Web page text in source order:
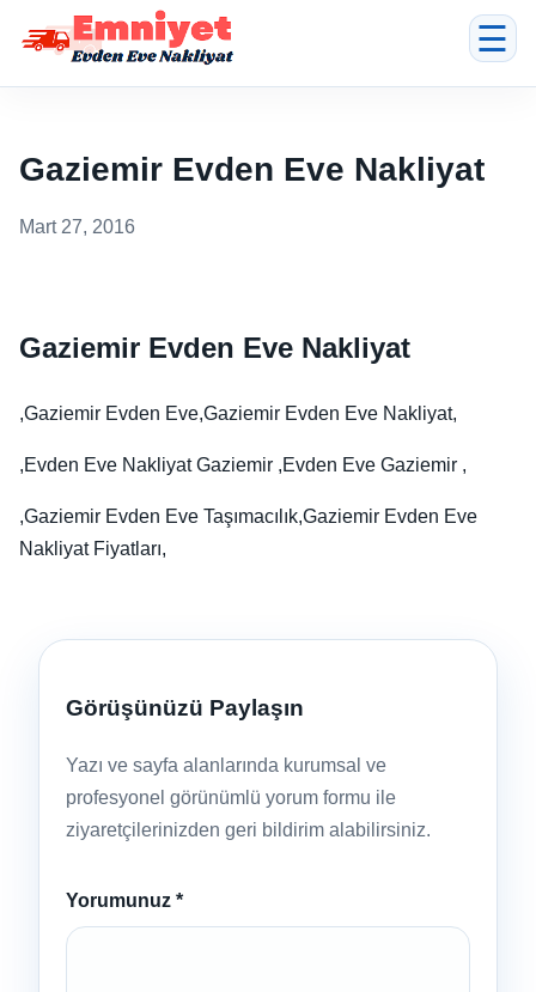
☰
Gaziemir Evden Eve Nakliyat
Mart 27, 2016
Gaziemir Evden Eve Nakliyat
,Gaziemir Evden Eve,Gaziemir Evden Eve Nakliyat,
,Evden Eve Nakliyat Gaziemir ,Evden Eve Gaziemir ,
,Gaziemir Evden Eve Taşımacılık,Gaziemir Evden Eve
Nakliyat Fiyatları,
Görüşünüzü Paylaşın
Yazı ve sayfa alanlarında kurumsal ve
profesyonel görünümlü yorum formu ile
ziyaretçilerinizden geri bildirim alabilirsiniz.
Yorumunuz *